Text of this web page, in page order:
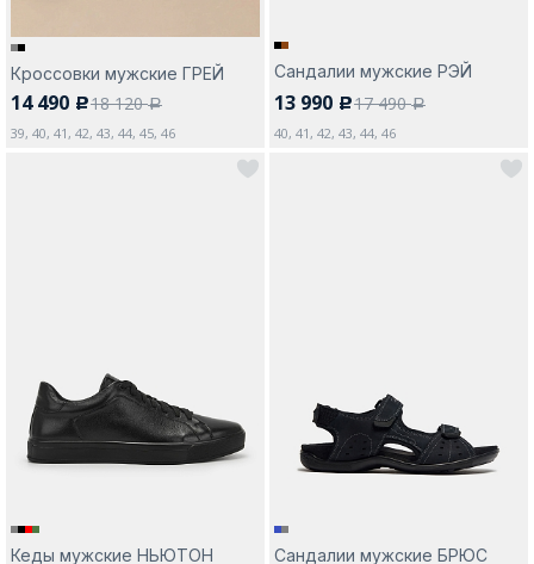
Кроссовки мужские ГРЕЙ
14 490 c18 120a
39, 40, 41, 42, 43, 44, 45, 46
Сандалии мужские РЭЙ
13 990 c17 490a
40, 41, 42, 43, 44, 46
Кеды мужские НЬЮТОН Сандалии мужские БРЮС